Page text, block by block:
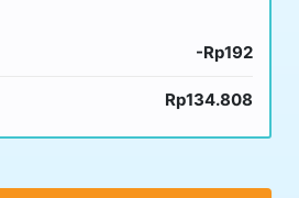
-Rp192
Rp134.808